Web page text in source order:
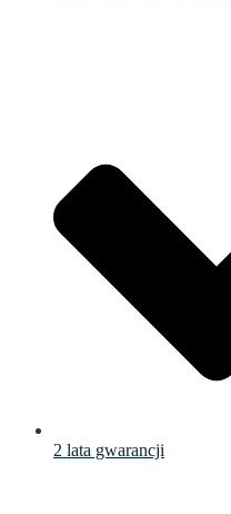
2 lata gwarancji